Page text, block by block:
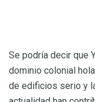
Se podría decir que
dominio colonial
de edificios serio y